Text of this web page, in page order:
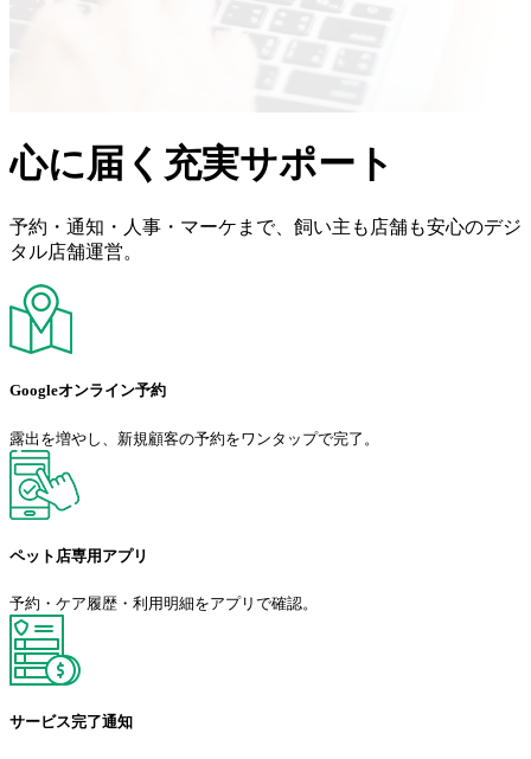
心に届く充実サポート
予約・通知・人事・マーケまで、飼い主も店舗も安心のデジ
タル店舗運営。
Googleオンライン予約
露出を増やし、新規顧客の予約をワンタップで完了。
ペット店専用アプリ
予約・ケア履歴・利用明細をアプリで確認。
サービス完了通知